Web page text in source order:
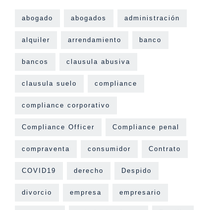
abogado abogados administración
alquiler arrendamiento banco
bancos clausula abusiva
clausula suelo compliance
compliance corporativo
Compliance Officer Compliance penal
compraventa consumidor Contrato
COVID19 derecho Despido
divorcio empresa empresario